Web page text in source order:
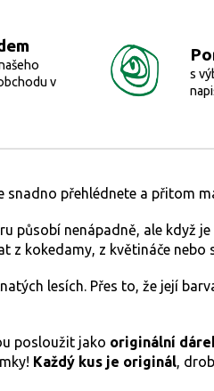
v
s
snadno přehlédnete a přitom
působí nenápadně, ale když
z kokedamy, z květináče nebo
lesích. Přes to, že její
posloužit jako originální
Každý kus je originál,